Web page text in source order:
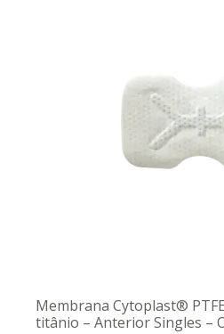
Membrana Cytoplast®
titânio – Anterior Singles –